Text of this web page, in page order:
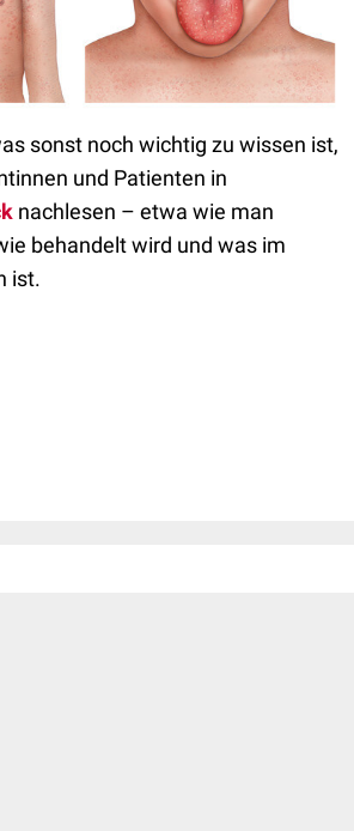
sonst noch wichtig zu wissen ist,
und Patienten in
nachlesen – etwa wie man
behandelt wird und was im
ist.